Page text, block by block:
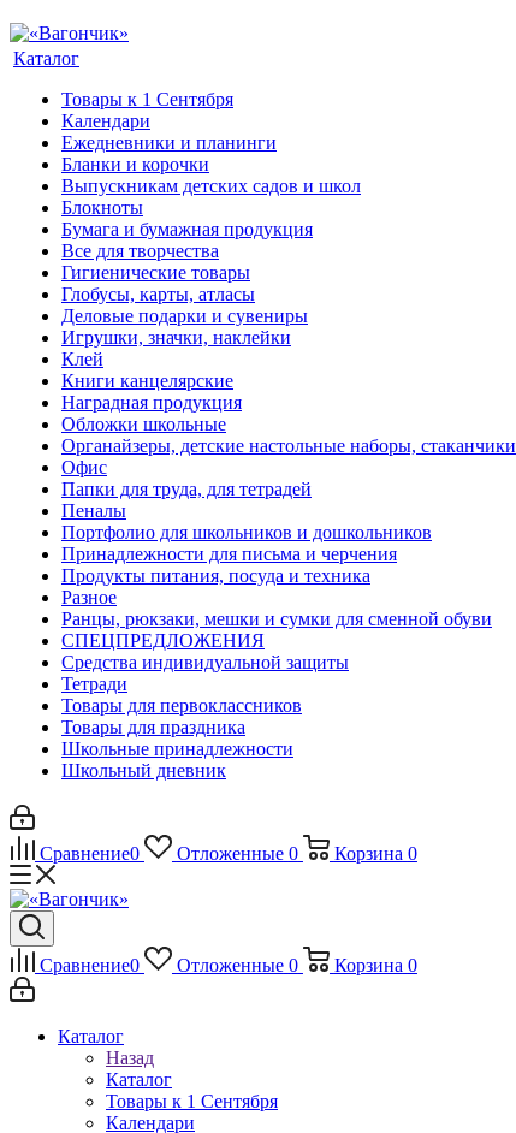
Каталог
Товары к 1 Сентября
Календари
Ежедневники и планинги
Бланки и корочки
Выпускникам детских садов и школ
Блокноты
Бумага и бумажная продукция
Все для творчества
Гигиенические товары
Глобусы, карты, атласы
Деловые подарки и сувениры
Игрушки, значки, наклейки
Клей
Книги канцелярские
Наградная продукция
Обложки школьные
Органайзеры, детские настольные наборы, стаканчики
Офис
Папки для труда, для тетрадей
Пеналы
Портфолио для школьников и дошкольников
Принадлежности для письма и черчения
Продукты питания, посуда и техника
Разное
Ранцы, рюкзаки, мешки и сумки для сменной обуви
СПЕЦПРЕДЛОЖЕНИЯ
Средства индивидуальной защиты
Тетради
Товары для первоклассников
Товары для праздника
Школьные принадлежности
Школьный дневник
Сравнение0 Отложенные 0 Корзина 0
Сравнение0 Отложенные 0 Корзина 0
Каталог
Назад
Каталог
Товары к 1 Сентября
Календари